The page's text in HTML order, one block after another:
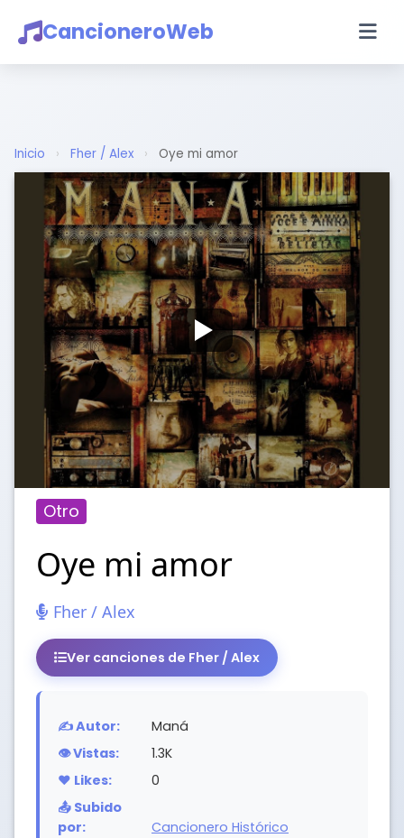
CancioneroWeb
Inicio › Fher / Alex › Oye mi amor
Otro
Oye mi amor
Fher / Alex
Ver canciones de Fher / Alex
✍️ Autor:
Maná
👁️ Vistas:
1.3K
❤️ Likes:
0
📤 Subido
por:
Cancionero Histórico